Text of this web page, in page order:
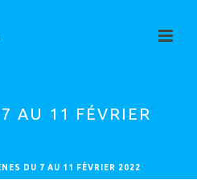
AU 11 FÉVRIER
DU 7 AU 11 FÉVRIER 2022